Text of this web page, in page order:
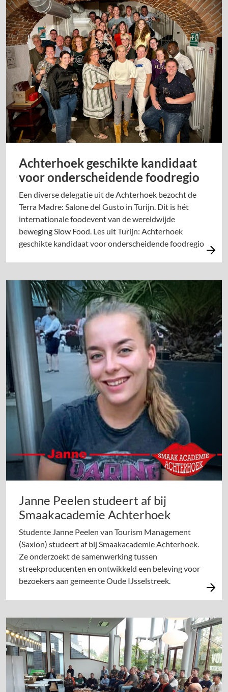
Achterhoek geschikte kandidaat
voor onderscheidende foodregio
Een diverse delegatie uit de Achterhoek bezocht de
Terra Madre: Salone del Gusto in Turijn. Dit is hét
internationale foodevent van de wereldwijde
beweging Slow Food. Les uit Turijn: Achterhoek
geschikte kandidaat voor onderscheidende foodregio
Janne Peelen studeert af bij
Smaakacademie Achterhoek
Studente Janne Peelen van Tourism Management
(Saxion) studeert af bij Smaakacademie Achterhoek.
Ze onderzoekt de samenwerking tussen
streekproducenten en ontwikkeld een beleving voor
bezoekers aan gemeente Oude IJsselstreek.